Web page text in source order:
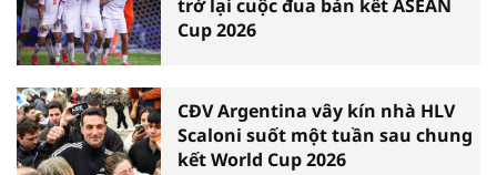
trở lại cuộc đua bán kết ASEAN
Cup 2026
CĐV Argentina vây kín nhà HLV
Scaloni suốt một tuần sau chung
kết World Cup 2026